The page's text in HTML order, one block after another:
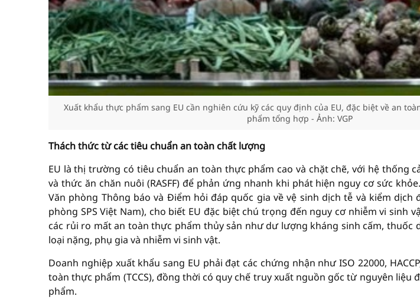
Xuất khẩu thực phẩm sang EU cần nghiên cứu kỹ các quy định của EU, đặc biệt về an
phẩm tổng hợp - Ảnh: VGP
Thách thức từ các tiêu chuẩn an toàn chất lượng
EU là thị trường có tiêu chuẩn an toàn thực phẩm cao và chặt chẽ, với hệ thống
và thức ăn chăn nuôi (RASFF) để phản ứng nhanh khi phát hiện nguy cơ sức
Văn phòng Thông báo và Điểm hỏi đáp quốc gia về vệ sinh dịch tễ và kiểm dịch
phòng SPS Việt Nam), cho biết EU đặc biệt chú trọng đến nguy cơ nhiễm vi sinh
các rủi ro mất an toàn thực phẩm thủy sản như dư lượng kháng sinh cấm, thuốc
loại nặng, phụ gia và nhiễm vi sinh vật.
Doanh nghiệp xuất khẩu sang EU phải đạt các chứng nhận như ISO 22000,
toàn thực phẩm (TCCS), đồng thời có quy chế truy xuất nguồn gốc từ nguyên liệu
phẩm.